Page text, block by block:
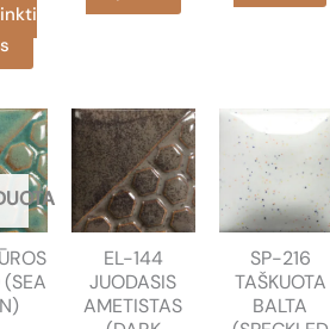
page
€5.49
through
€23.99
This
product
has
multiple
variants.
The
options
may
be
product
variants.
The
options
may
be
on
EL-144
JUODASIS
AMETISTAS
SP-216
TAŠKUOTA
BALTA